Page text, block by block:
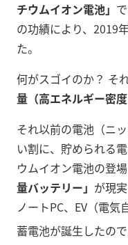
チウムイオン電池」
の功績により、2019
た。
何がスゴイのか？ そ
量（高エネルギー密度
それ以前の電池（ニ
い割に、貯められる
ウムイオン電池の登
量バッテリー」 が現
ノートPC、EV（電
蓄電池が誕生したの